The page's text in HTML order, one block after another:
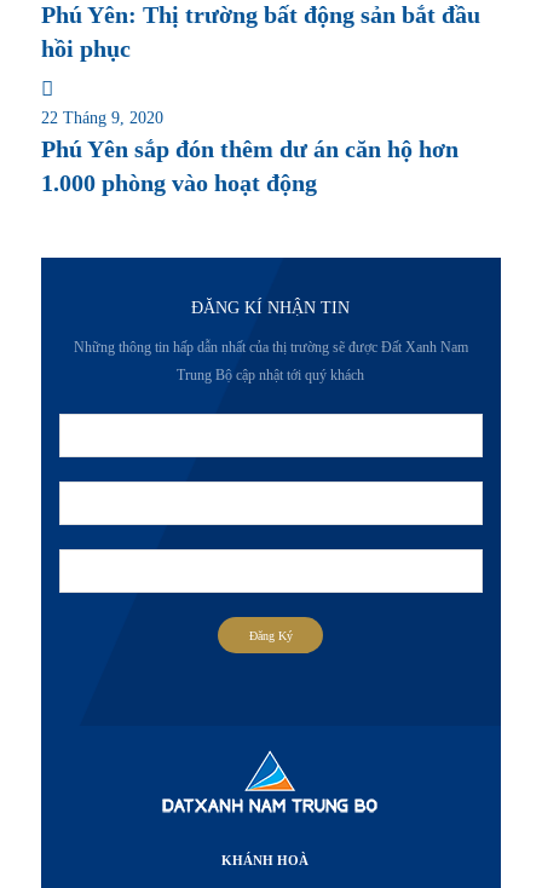
Phú Yên: Thị trường bất động sản bắt đầu
hồi phục
22 Tháng 9, 2020
Phú Yên sắp đón thêm dư án căn hộ hơn
1.000 phòng vào hoạt động
KHÁNH HOÀ
ĐĂNG KÍ NHẬN TIN
Những thông tin hấp dẫn nhất của thị trường sẽ được Đất Xanh Nam
Trung Bộ cập nhật tới quý khách
Đăng Ký